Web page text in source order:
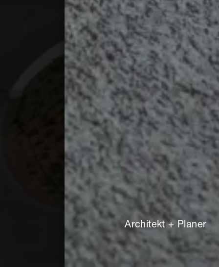
Architekt + Planer